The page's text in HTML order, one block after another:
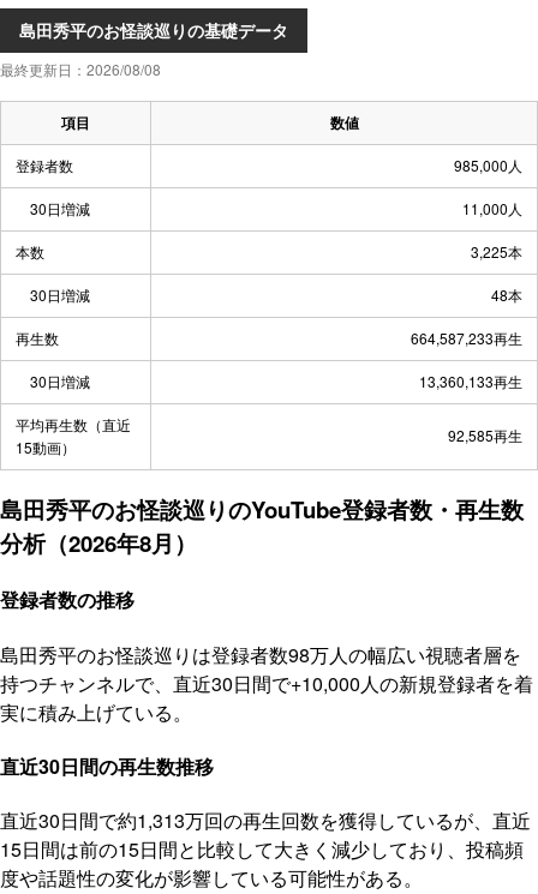
島田秀平のお怪談巡りの基礎データ
最終更新日：2026/08/08
項目 数値
登録者数 985,000人
30日増減 11,000人
本数 3,225本
30日増減 48本
再生数 664,587,233再生
30日増減 13,360,133再生
平均再生数（直近
15動画）
92,585再生
島田秀平のお怪談巡りのYouTube登録者数・再生数
分析（2026年8月）
登録者数の推移
島田秀平のお怪談巡りは登録者数98万人の幅広い視聴者層を
持つチャンネルで、直近30日間で+10,000人の新規登録者を着
実に積み上げている。
直近30日間の再生数推移
直近30日間で約1,313万回の再生回数を獲得しているが、直近
15日間は前の15日間と比較して大きく減少しており、投稿頻
度や話題性の変化が影響している可能性がある。